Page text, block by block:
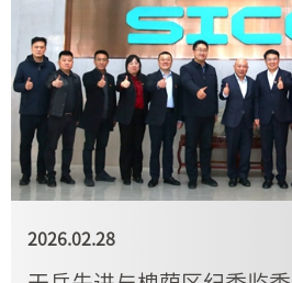
2026.02.28